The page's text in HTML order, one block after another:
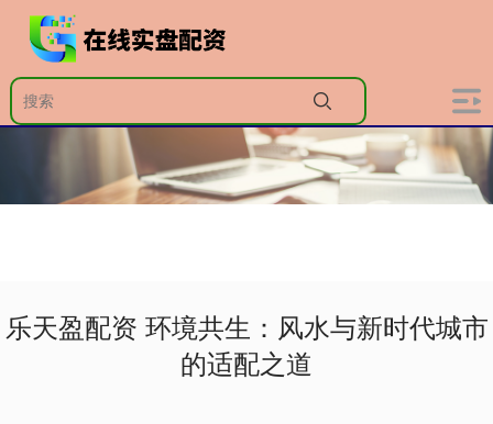
乐天盈配资 环境共生：风水与新时代城市
的适配之道